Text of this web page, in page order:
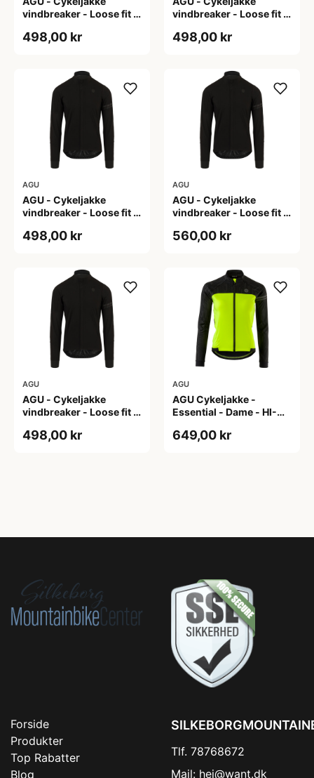
vindbreaker - Loose fit -
498,00 kr
vindbreaker - Loose fit -
498,00 kr
AGU
AGU - Cykeljakke
vindbreaker - Loose fit -
498,00 kr
AGU
AGU - Cykeljakke
vindbreaker - Loose fit -
560,00 kr
AGU
AGU - Cykeljakke
vindbreaker - Loose fit -
498,00 kr
AGU
AGU Cykeljakke -
Essential - Dame - HI-
649,00 kr
Forside
Produkter
Top Rabatter
Blog
Tlf. 78768672
Mail: hej@want.dk